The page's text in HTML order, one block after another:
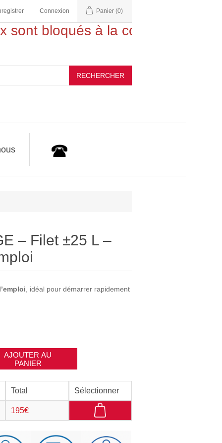
Connexion Panier (0)
bloqués à la commande !
RECHERCHER
Appelez-nous
– Filet ±25 L –
, idéal pour démarrer rapidement
AJOUTER AU
PANIER
Total
195€
Sélectionner